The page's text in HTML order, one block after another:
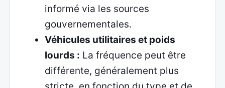
informé via les sources
gouvernementales.
Véhicules utilitaires et poids
lourds : La fréquence peut être
différente, généralement plus